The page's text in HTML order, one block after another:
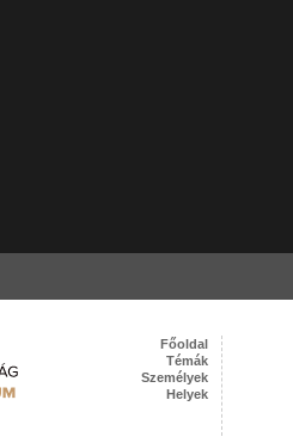
Főoldal
Témák
Személyek
Helyek